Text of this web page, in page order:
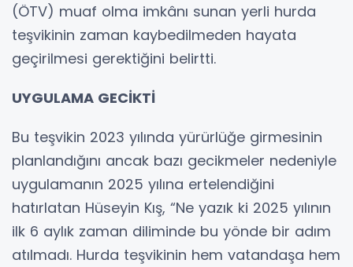
(ÖTV) muaf olma imkânı sunan yerli hurda
teşvikinin zaman kaybedilmeden hayata
geçirilmesi gerektiğini belirtti.
UYGULAMA GECİKTİ
Bu teşvikin 2023 yılında yürürlüğe girmesinin
planlandığını ancak bazı gecikmeler nedeniyle
uygulamanın 2025 yılına ertelendiğini
hatırlatan Hüseyin Kış, “Ne yazık ki 2025 yılının
ilk 6 aylık zaman diliminde bu yönde bir adım
atılmadı. Hurda teşvikinin hem vatandaşa hem